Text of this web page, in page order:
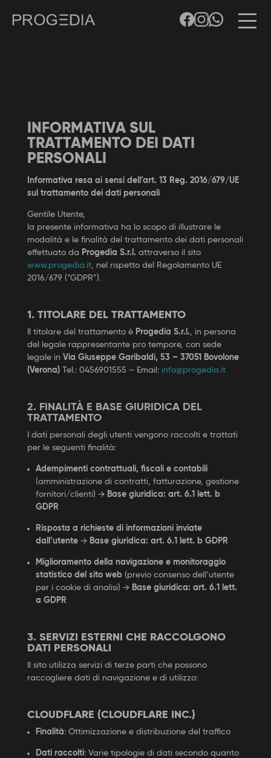
INFORMATIVA SUL
TRATTAMENTO DEI DATI
PERSONALI
Informativa resa ai sensi dell’art. 13 Reg. 2016/679/UE
sul trattamento dei dati personali
Gentile Utente,
la presente informativa ha lo scopo di illustrare le
modalità e le finalità del trattamento dei dati personali
effettuato da Progedia S.r.l. attraverso il sito
www.progedia.it, nel rispetto del Regolamento UE
2016/679 (“GDPR”).
1. TITOLARE DEL TRATTAMENTO
Il titolare del trattamento è Progedia S.r.l. , in persona
del legale rappresentante pro tempore, con sede
legale in Via Giuseppe Garibaldi, 53 – 37051 Bovolone
(Verona) Tel.: 0456901555 – Email: info@progedia.it
2. FINALITÀ E BASE GIURIDICA DEL
TRATTAMENTO
I dati personali degli utenti vengono raccolti e trattati
per le seguenti finalità:
Adempimenti contrattuali, fiscali e contabili
(amministrazione di contratti, fatturazione, gestione
fornitori/clienti) → Base giuridica: art. 6.1 lett. b
GDPR
Risposta a richieste di informazioni inviate
dall’utente→ Base giuridica: art. 6.1 lett. b GDPR
Miglioramento della navigazione e monitoraggio
statistico del sito web(previo consenso dell’utente
per i cookie di analisi) → Base giuridica: art. 6.1 lett.
a GDPR
3. SERVIZI ESTERNI CHE RACCOLGONO
DATI PERSONALI
Il sito utilizza servizi di terze parti che possono
raccogliere dati di navigazione e di utilizzo:
CLOUDFLARE (CLOUDFLARE INC.)
Finalità: Ottimizzazione e distribuzione del traffico
Dati raccolti: Varie tipologie di dati secondo quanto